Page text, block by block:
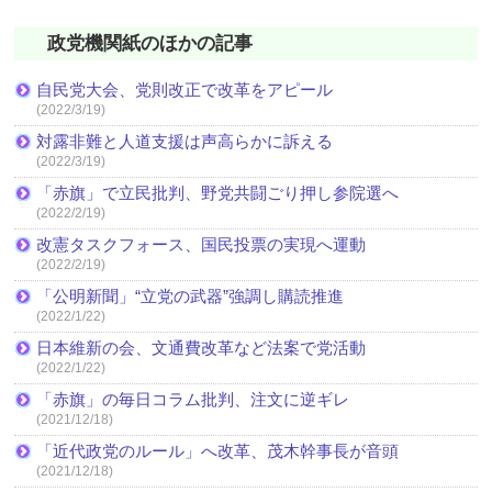
政党機関紙のほかの記事
自民党大会、党則改正で改革をアピール
(2022/3/19)
対露非難と人道支援は声高らかに訴える
(2022/3/19)
「赤旗」で立民批判、野党共闘ごり押し参院選へ
(2022/2/19)
改憲タスクフォース、国民投票の実現へ運動
(2022/2/19)
「公明新聞」“立党の武器”強調し購読推進
(2022/1/22)
日本維新の会、文通費改革など法案で党活動
(2022/1/22)
「赤旗」の毎日コラム批判、注文に逆ギレ
(2021/12/18)
「近代政党のルール」へ改革、茂木幹事長が音頭
(2021/12/18)